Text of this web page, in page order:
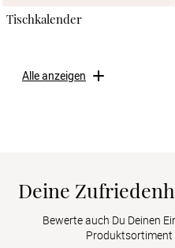
Tischkalender
Alle anzeigen
Deine
Bewerte auch Du Deinen
Produktsortiment